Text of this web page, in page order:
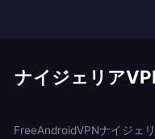
ナイジェリア
FreeAndroidVPNナイジェ